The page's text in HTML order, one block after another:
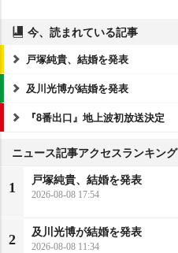
今、読まれている記事
戸塚純貴、結婚を発表
及川光博が結婚を発表
『8番出口』地上波初放送決定
ニュース記事アクセスランキング
1
戸塚純貴、結婚を発表
2026-08-08 17:54
2
及川光博が結婚を発表
2026-08-08 11:34